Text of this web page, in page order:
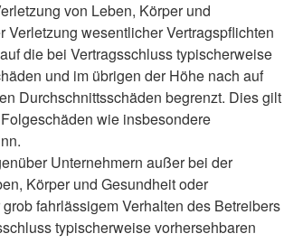
von Leben, Körper und
Verletzung wesentlicher Vertragspflichten
die bei Vertragsschluss typischerweise
und im übrigen der Höhe nach auf
Durchschnittsschäden begrenzt. Dies gilt
wie insbesondere
Unternehmern außer bei der
Körper und Gesundheit oder
fahrlässigem Verhalten des Betreibers
typischerweise vorhersehbaren